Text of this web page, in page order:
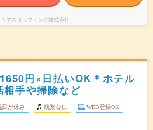
ケアスタッフィング株式会社
円×日払いOK＊ホテル
相手や掃除など
日が休み 残業なし WEB登録OK